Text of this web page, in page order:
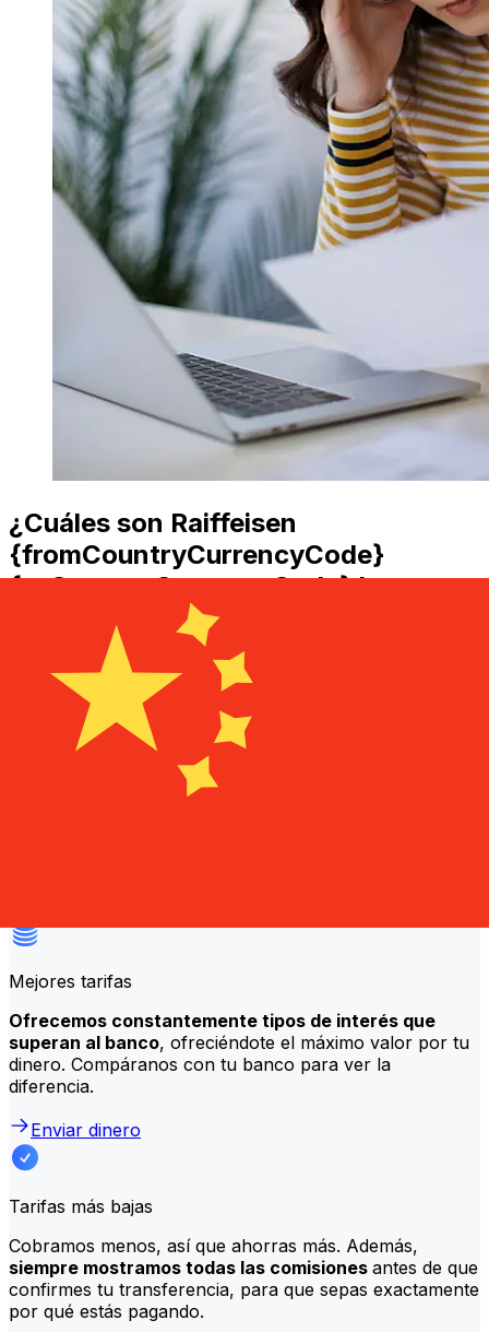
¿Cuáles son Raiffeisen
{fromCountryCurrencyCode}
{toCountryCurrencyCode} las
comisiones de transferencia?
Raiffeisen costes de transferencia internacional de
dinero de RSD a CNY dependen de factores como el
importe de la transferencia. Normalmente, las
transferencias más grandes conllevan comisiones más
bajas y mejores tipos de cambio. Consulta la tabla
comparativa para comparar Raiffeisen comisiones con
Mejores tarifas
Ofrecemos constantemente tipos de interés que
superan al banco, ofreciéndote el máximo valor por tu
dinero. Compáranos con tu banco para ver la
diferencia.
Enviar dinero
Tarifas más bajas
Cobramos menos, así que ahorras más. Además,
siempre mostramos todas las comisiones antes de que
confirmes tu transferencia, para que sepas exactamente
por qué estás pagando.